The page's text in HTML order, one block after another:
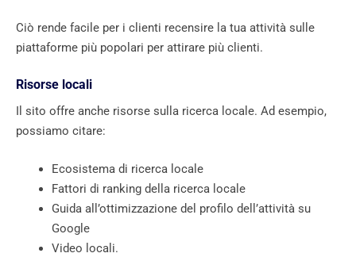
Ciò rende facile per i clienti recensire la tua attività sulle
piattaforme più popolari per attirare più clienti.
Risorse locali
Il sito offre anche risorse sulla ricerca locale. Ad esempio,
possiamo citare:
Ecosistema di ricerca locale
Fattori di ranking della ricerca locale
Guida all’ottimizzazione del profilo dell’attività su
Google
Video locali.